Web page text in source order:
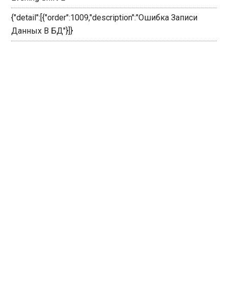
{"detail":[{"order":1009,"description":"Ошибка Записи
Данных В БД"}]}